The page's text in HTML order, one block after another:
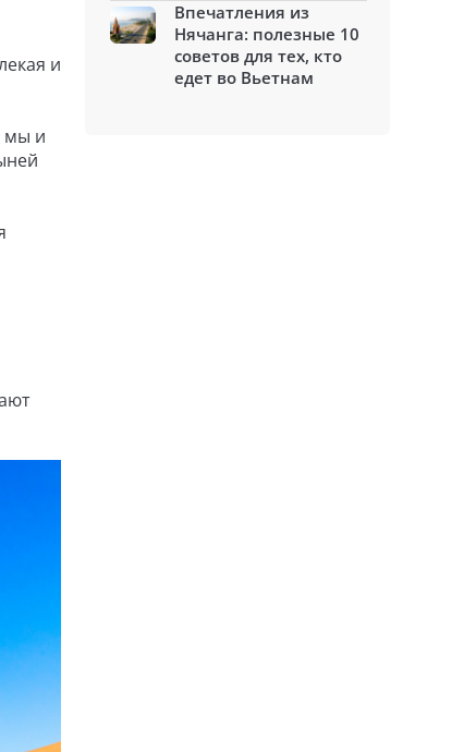
и
мы и
Впечатления из
Нячанга: полезные 10
советов для тех, кто
едет во Вьетнам